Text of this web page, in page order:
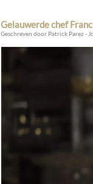
Gelauwerde chef
Geschreven door Patrick Parez -